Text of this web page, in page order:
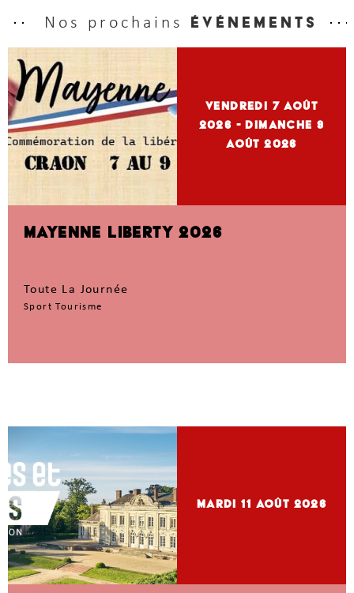
Nos prochains événements
vendredi 7Août
2026 - dimanche 9
Août 2026
MAYENNE LIBERTY 2026
Toute La Journée
Sport Tourisme
mardi 11 Août 2026